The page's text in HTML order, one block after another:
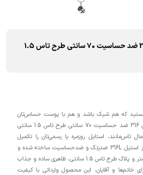
گردنبند استیل 316 ضد حساسیت 70 سانتی طرح تاس 1.5
هستید که هم شیک باشد و هم با پوست حساس‌تان
دوستانه؟ گردنبند استیل 316 ضد حساسیت 70 سانتی طرح تاس 1.5 سانتی
تاس‌مانند، استایل روزمره یا رسمی‌تان را تکمیل
می‌کند! 😍 این گردنبند از استیل 316L ضدزنگ و ضدحساسیت ساخته شده و
با طول زنجیر 70 سانتی‌متر و پلاک طرح تاس 1.5 سانتی، ظاهری ساده و جذاب
خانم‌ها و آقایان، این محصول وارداتی با کیفیت